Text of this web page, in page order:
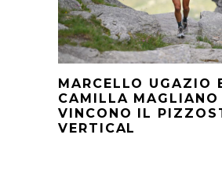
MARCELLO UGAZIO
CAMILLA MAGLIANO
VINCONO IL
VERTICAL